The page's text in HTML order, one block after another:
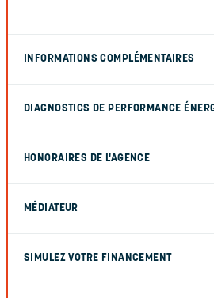
INFORMATIONS COMPLÉMENTAIRES
DIAGNOSTICS DE PERFORMANCE
HONORAIRES DE L'AGENCE
MÉDIATEUR
SIMULEZ VOTRE FINANCEMENT